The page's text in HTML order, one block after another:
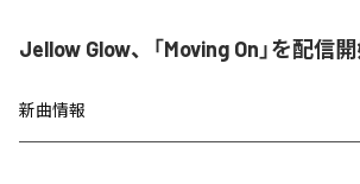
Jellow Glow、「Moving On」を配信
新曲情報